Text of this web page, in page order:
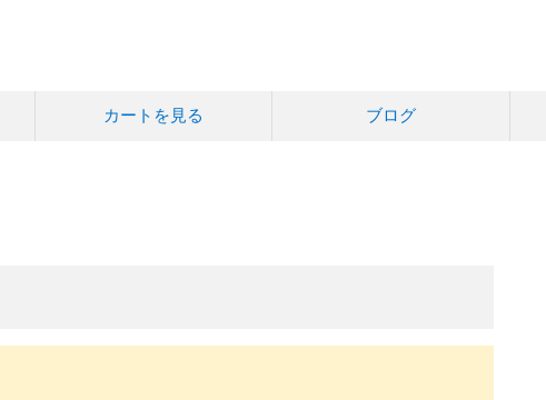
カートを見る ブログ